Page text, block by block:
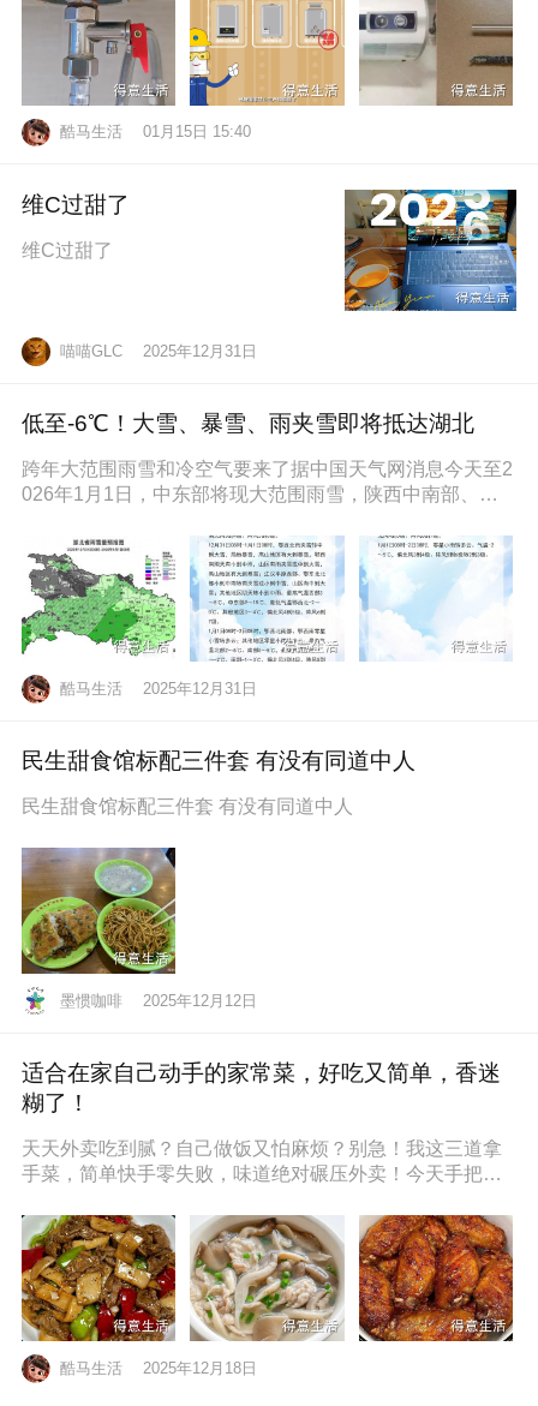
酷马生活 01月15日 15:40
维C过甜了
维C过甜了
喵喵GLC 2025年12月31日
低至-6℃！大雪、暴雪、雨夹雪即将抵达湖北
跨年大范围雨雪和冷空气要来了据中国天气网消息今天至2
026年1月1日，中东部将现大范围雨雪，陕西中南部、山
酷马生活 2025年12月31日
民生甜食馆标配三件套 有没有同道中人
民生甜食馆标配三件套 有没有同道中人
墨惯咖啡 2025年12月12日
适合在家自己动手的家常菜，好吃又简单，香迷
糊了！
天天外卖吃到腻？自己做饭又怕麻烦？别急！我这三道拿
手菜，简单快手零失败，味道绝对碾压外卖！今天手把手
酷马生活 2025年12月18日